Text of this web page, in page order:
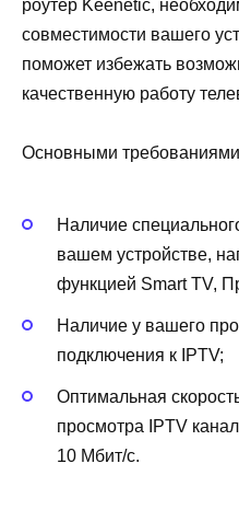
роутер Keenetic,
совместимости вашего
поможет избежать
качественную работу
Основными
Наличие
вашем устройстве,
функцией Smart TV,
Наличие у вашего
подключения к IPTV;
Оптимальная
просмотра IPTV
10 Мбит/с.